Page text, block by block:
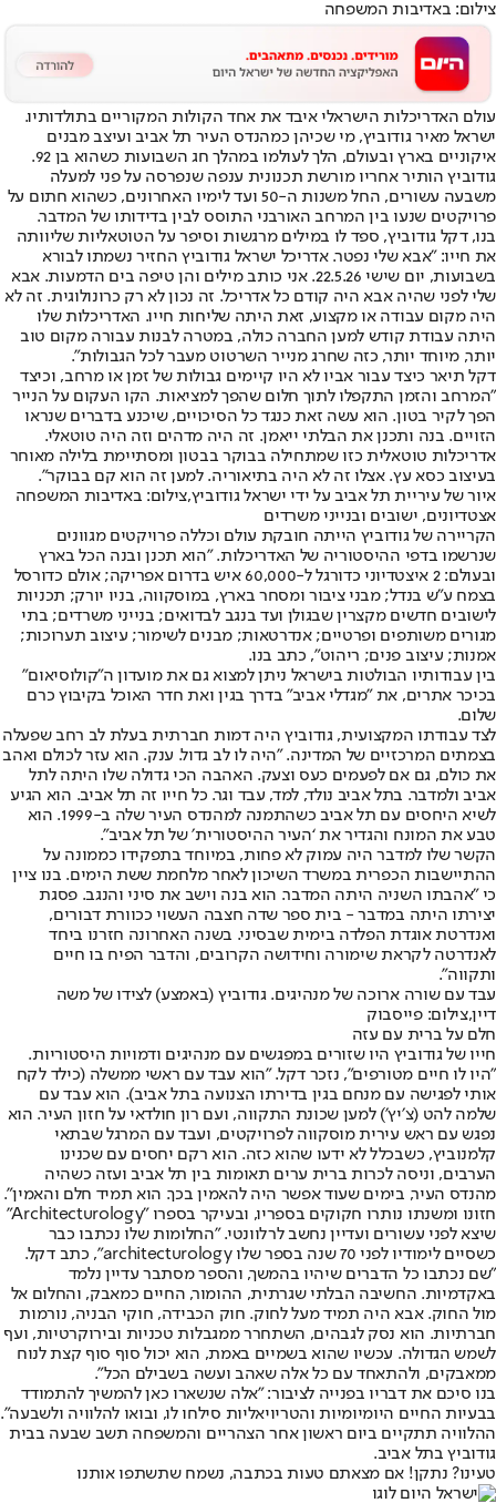
צילום: באדיבות המשפחה
עולם האדריכלות הישראלי איבד את אחד הקולות המקוריים בתולדותיו.
ישראל מאיר גודוביץ, מי שכיהן כמהנדס העיר תל אביב ועיצב מבנים
איקוניים בארץ ובעולם, הלך לעולמו במהלך חג השבועות כשהוא בן 92.
גודוביץ הותיר אחריו מורשת תכנונית ענפה שנפרסה על פני למעלה
משבעה עשורים, החל משנות ה-50 ועד לימיו האחרונים, כשהוא חתום על
פרויקטים שנעו בין המרחב האורבני התוסס לבין בדידותו של המדבר.
בנו, דקל גודוביץ, ספד לו במילים מרגשות וסיפר על הטוטאליות שליוותה
את חייו: "אבא שלי נפטר. אדריכל ישראל גודוביץ החזיר נשמתו לבורא
בשבועות, יום שישי 22.5.26. אני כותב מילים והן טיפה בים הדמעות. אבא
שלי לפני שהיה אבא היה קודם כל אדריכל. זה נכון לא רק כרונולוגית. זה לא
היה מקום עבודה או מקצוע, זאת היתה שליחות חייו. האדריכלות שלו
היתה עבודת קודש למען החברה כולה, במטרה לבנות עבורה מקום טוב
יותר, מיוחד יותר, כזה שחרג מנייר השרטוט מעבר לכל הגבולות".
דקל תיאר כיצד עבור אביו לא היו קיימים גבולות של זמן או מרחב, וכיצד
"המרחב והזמן התקפלו לתוך חלום שהפך למציאות. הקו העקום על הנייר
הפך לקיר בטון. הוא עשה זאת כנגד כל הסיכויים, שיכנע בדברים שנראו
הזויים. בנה ותכנן את הבלתי ייאמן. זה היה מדהים וזה היה טוטאלי.
אדריכלות טוטאלית כזו שמתחילה בבוקר בבטון ומסתיימת בלילה מאוחר
בעיצוב כסא עץ. אצלו זה לא היה בתיאוריה. למען זה הוא קם בבוקר".
איור של עיריית תל אביב על ידי ישראל גודוביץ,צילום: באדיבות המשפחה
אצטדיונים, ישובים ובנייני משרדים
הקריירה של גודוביץ הייתה חובקת עולם וכללה פרויקטים מגוונים
שנרשמו בדפי ההיסטוריה של האדריכלות. "הוא תכנן ובנה הכל בארץ
ובעולם: 2 איצטדיוני כדורגל ל-60,000 איש בדרום אפריקה; אולם כדורסל
בצמח ע״ש בנדל; מבני ציבור ומסחר בארץ, במוסקווה, בניו יורק; תכניות
לישובים חדשים מקצרין שבגולן ועד בנגב לבדואים; בנייני משרדים; בתי
מגורים משותפים ופרטיים; אנדרטאות; מבנים לשימור; עיצוב תערוכות;
אמנות; עיצוב פנים; ריהוט", כתב בנו.
בין עבודותיו הבולטות בישראל ניתן למצוא גם את מועדון ה"קולוסיאום"
בכיכר אתרים, את "מגדלי אביב" בדרך בגין ואת חדר האוכל בקיבוץ כרם
שלום.
לצד עבודתו המקצועית, גודוביץ היה דמות חברתית בעלת לב רחב שפעלה
בצמתים המרכזיים של המדינה. "היה לו לב גדול. ענק. הוא עזר לכולם ואהב
את כולם, גם אם לפעמים כעס וצעק. האהבה הכי גדולה שלו היתה לתל
אביב ולמדבר. בתל אביב נולד, למד, עבד וגר. כל חייו זה תל אביב. הוא הגיע
לשיא היחסים עם תל אביב כשהתמנה למהנדס העיר שלה ב-1999. הוא
טבע את המונח והגדיר את ‘העיר ההיסטורית׳ של תל אביב".
הקשר שלו למדבר היה עמוק לא פחות, במיוחד בתפקידו כממונה על
ההתיישבות הכפרית במשרד השיכון לאחר מלחמת ששת הימים. בנו ציין
כי "אהבתו השניה היתה המדבר. הוא בנה וישב את סיני והנגב. פסגת
יצירתו היתה במדבר - בית ספר שדה חצבה העשוי ככוורת דבורים,
ואנדרטת אוגדת הפלדה בימית שבסיני. בשנה האחרונה חזרנו ביחד
לאנדרטה לקראת שימורה וחידושה הקרובים, והדבר הפיח בו חיים
ותקווה".
עבד עם שורה ארוכה של מנהיגים. גודוביץ (באמצע) לצידו של משה
דיין,צילום: פייסבוק
חלם על ברית עם עזה
חייו של גודוביץ היו שזורים במפגשים עם מנהיגים ודמויות היסטוריות.
"היו לו חיים מטורפים", נזכר דקל. "הוא עבד עם ראשי ממשלה (כילד לקח
אותי לפגישה עם מנחם בגין בדירתו הצנועה בתל אביב). הוא עבד עם
שלמה להט (צ׳יץ׳) למען שכונת התקווה, ועם רון חולדאי על חזון העיר. הוא
נפגש עם ראש עירית מוסקווה לפרויקטים, ועבד עם המרגל שבתאי
קלמנוביץ, כשבכלל לא ידעו שהוא כזה. הוא רקם יחסים עם שכנינו
הערבים, וניסה לכרות ברית ערים תאומות בין תל אביב ועזה כשהיה
מהנדס העיר, בימים שעוד אפשר היה להאמין בכך. הוא תמיד חלם והאמין".
חזונו ומשנתו נותרו חקוקים בספריו, ובעיקר בספרו "Architecturology"
שיצא לפני עשורים ועדיין נחשב לרלוונטי. "החלומות שלו נכתבו כבר
כשסיים לימודיו לפני 70 שנה בספר שלו architecturology", כתב דקל.
"שם נכתבו כל הדברים שיהיו בהמשך, והספר מסתבר עדיין נלמד
באקדמיות. החשיבה הבלתי שגרתית, ההומור, החיים כמאבק, והחלום אל
מול החוק. אבא היה תמיד מעל לחוק. חוק הכבידה, חוקי הבניה, נורמות
חברתיות. הוא נסק לגבהים, השתחרר ממגבלות טכניות ובירוקרטיות, ועף
לשמש הגדולה. עכשיו שהוא בשמיים באמת, הוא יכול סוף סוף קצת לנוח
ממאבקים, ולהתאחד עם כל אלה שאהב ועשה בשבילם הכל".
בנו סיכם את דבריו בפנייה לציבור: "אלה שנשארו כאן להמשיך להתמודד
בבעיות החיים היומיומיות והטריויאליות סילחו לו, ובואו להלוויה ולשבעה".
ההלוויה תתקיים ביום ראשון אחר הצהריים והמשפחה תשב שבעה בבית
גודוביץ בתל אביב.
טעינו? נתקן! אם מצאתם טעות בכתבה, נשמח שתשתפו אותנו